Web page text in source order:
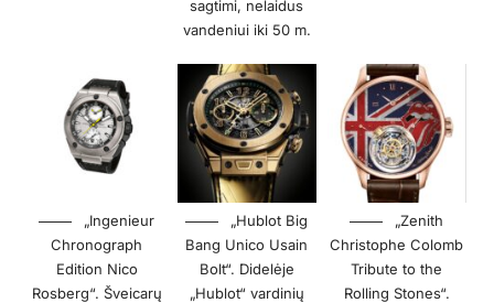
sagtimi, nelaidus
vandeniui iki 50 m.
„Ingenieur
Chronograph
Edition Nico
Rosberg“. Šveicarų
„Hublot Big
Bang Unico Usain
Bolt“. Didelėje
„Hublot“ vardinių
„Zenith
Christophe Colomb
Tribute to the
Rolling Stones“.